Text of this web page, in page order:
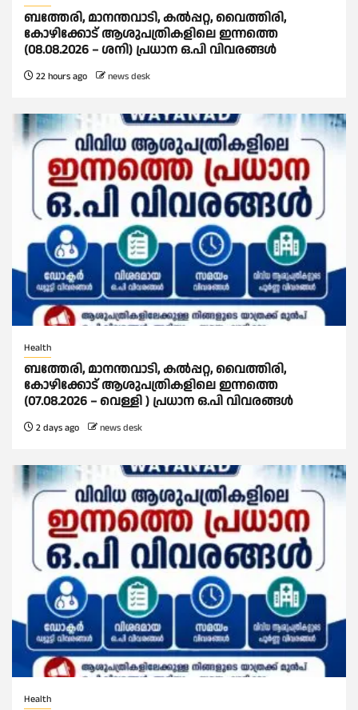
ബത്തേരി, മാനന്തവാടി, കൽപ്പറ്റ, വൈത്തിരി,
കോഴിക്കോട് ആശുപത്രികളിലെ ഇന്നത്തെ
(08.08.2026 – ശനി) പ്രധാന ഒ.പി വിവരങ്ങൾ
22 hours ago news desk
Health
ബത്തേരി, മാനന്തവാടി, കൽപ്പറ്റ, വൈത്തിരി,
കോഴിക്കോട് ആശുപത്രികളിലെ ഇന്നത്തെ
(07.08.2026 – വെള്ളി ) പ്രധാന ഒ.പി വിവരങ്ങൾ
2 days ago news desk
Health